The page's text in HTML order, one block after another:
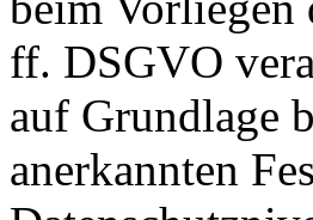
ff. DSGVO
auf Grundlage
anerkannten